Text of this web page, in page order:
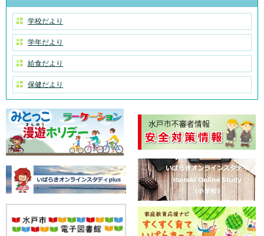
学校だより
学年だより
給食だより
保健だより